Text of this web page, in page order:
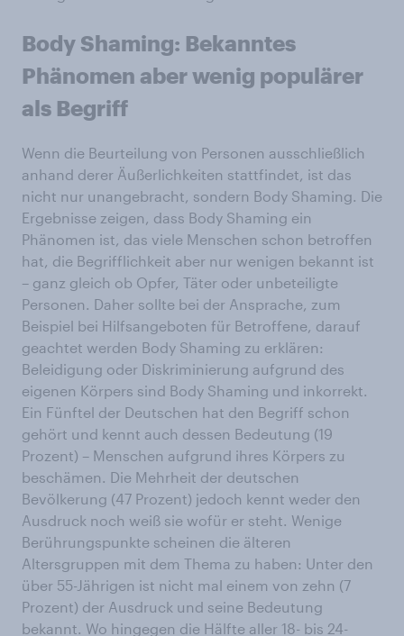
Body Shaming: Bekanntes
Phänomen aber wenig populärer
als Begriff
Wenn die Beurteilung von Personen ausschließlich
anhand derer Äußerlichkeiten stattfindet, ist das
nicht nur unangebracht, sondern Body Shaming. Die
Ergebnisse zeigen, dass Body Shaming ein
Phänomen ist, das viele Menschen schon betroffen
hat, die Begrifflichkeit aber nur wenigen bekannt ist
– ganz gleich ob Opfer, Täter oder unbeteiligte
Personen. Daher sollte bei der Ansprache, zum
Beispiel bei Hilfsangeboten für Betroffene, darauf
geachtet werden Body Shaming zu erklären:
Beleidigung oder Diskriminierung aufgrund des
eigenen Körpers sind Body Shaming und inkorrekt.
Ein Fünftel der Deutschen hat den Begriff schon
gehört und kennt auch dessen Bedeutung (19
Prozent) – Menschen aufgrund ihres Körpers zu
beschämen. Die Mehrheit der deutschen
Bevölkerung (47 Prozent) jedoch kennt weder den
Ausdruck noch weiß sie wofür er steht. Wenige
Berührungspunkte scheinen die älteren
Altersgruppen mit dem Thema zu haben: Unter den
über 55-Jährigen ist nicht mal einem von zehn (7
Prozent) der Ausdruck und seine Bedeutung
bekannt. Wo hingegen die Hälfte aller 18- bis 24-